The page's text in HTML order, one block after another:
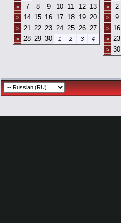
> 7 8 9 10 11 12 13
> 14 15 16 17 18 19 20
> 21 22 23 24 25 26 27
> 28 29 30 1 2 3 4
> 2
> 9
> 16
> 23
> 30